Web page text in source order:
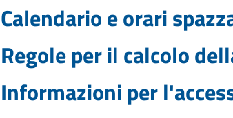
Calendario e orari
Regole per il calcolo
Informazioni per